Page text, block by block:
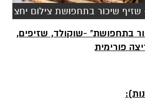
שזיף שיכור בתחפושת צילום יחצ
בתחפושת" -שוקולד, שזיפים,
פורימית